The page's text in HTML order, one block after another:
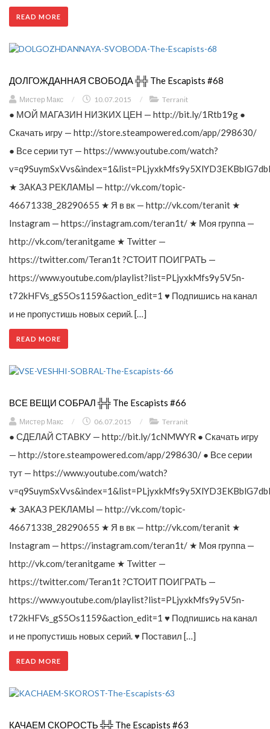
READ MORE
ДОЛГОЖДАННАЯ СВОБОДА ╬╬ The Escapists #68
Мистер Макс / 10.07.2015 / Terranit
● МОЙ МАГАЗИН НИЗКИХ ЦЕН — http://bit.ly/1Rtb19g ●
Скачать игру — http://store.steampowered.com/app/298630/
● Все серии тут — https://www.youtube.com/watch?
★ ЗАКАЗ РЕКЛАМЫ — http://vk.com/topic-
46671338_28290655 ★ Я в вк — http://vk.com/teranit ★
Instagram — https://instagram.com/teran1t/ ★ Моя группа —
http://vk.com/teranitgame ★ Twitter —
https://twitter.com/Teran1t ?СТОИТ ПОИГРАТЬ —
https://www.youtube.com/playlist?list=PLjyxkMfs9y5V5n-
t72kHFVs_gS5Os1159&action_edit=1 ♥ Подпишись на канал
и не пропустишь новых серий. […]
READ MORE
ВСЕ ВЕЩИ СОБРАЛ ╬╬ The Escapists #66
Мистер Макс / 06.07.2015 / Terranit
● СДЕЛАЙ СТАВКУ — http://bit.ly/1cNMWYR ● Скачать игру
— http://store.steampowered.com/app/298630/ ● Все серии
тут — https://www.youtube.com/watch?
★ ЗАКАЗ РЕКЛАМЫ — http://vk.com/topic-
46671338_28290655 ★ Я в вк — http://vk.com/teranit ★
Instagram — https://instagram.com/teran1t/ ★ Моя группа —
http://vk.com/teranitgame ★ Twitter —
https://twitter.com/Teran1t ?СТОИТ ПОИГРАТЬ —
https://www.youtube.com/playlist?list=PLjyxkMfs9y5V5n-
t72kHFVs_gS5Os1159&action_edit=1 ♥ Подпишись на канал
и не пропустишь новых серий. ♥ Поставил […]
READ MORE
КАЧАЕМ СКОРОСТЬ ╬╬ The Escapists #63